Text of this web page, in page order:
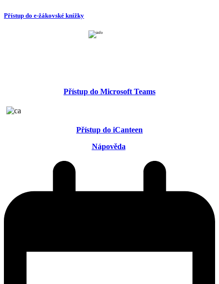
Přístup do e-žákovské knížky
Přístup do Microsoft Teams
Přístup do iCanteen
Nápověda